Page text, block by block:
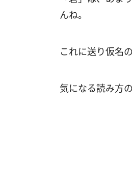
んね。
これに送り仮名
気になる読み方